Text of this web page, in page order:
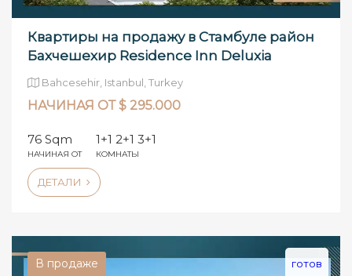
Квартиры на продажу в Стамбуле район
Бахчешехир Residence Inn Deluxia
Bahcesehir, Istanbul, Turkey
НАЧИНАЯ ОТ $ 295.000
76 Sqm
НАЧИНАЯ ОТ
1+1 2+1 3+1
КОМНАТЫ
ДЕТАЛИ
В продаже готов